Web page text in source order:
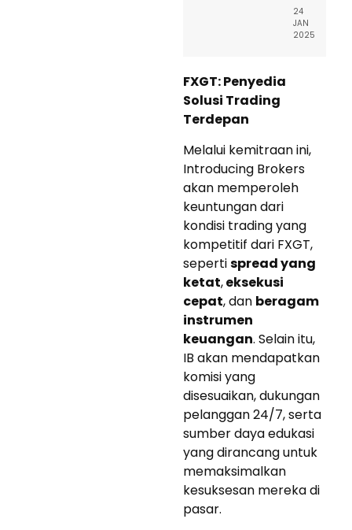
24
JAN
2025
FXGT: Penyedia
Solusi Trading
Terdepan
Melalui kemitraan ini,
Introducing Brokers
akan memperoleh
keuntungan dari
kondisi trading yang
kompetitif dari FXGT,
sepertispread yang
ketat,eksekusi
cepat, dan beragam
instrumen
keuangan. Selain itu,
IB akan mendapatkan
komisi yang
disesuaikan, dukungan
pelanggan 24/7, serta
sumber daya edukasi
yang dirancang untuk
memaksimalkan
kesuksesan mereka di
pasar.